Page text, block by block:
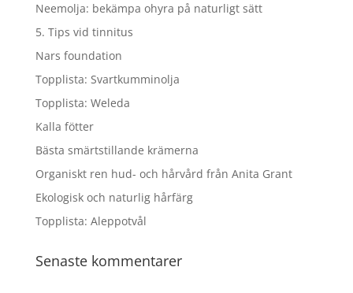
Neemolja: bekämpa ohyra på naturligt sätt
5. Tips vid tinnitus
Nars foundation
Topplista: Svartkumminolja
Topplista: Weleda
Kalla fötter
Bästa smärtstillande krämerna
Organiskt ren hud- och hårvård från Anita Grant
Ekologisk och naturlig hårfärg
Topplista: Aleppotvål
Senaste kommentarer